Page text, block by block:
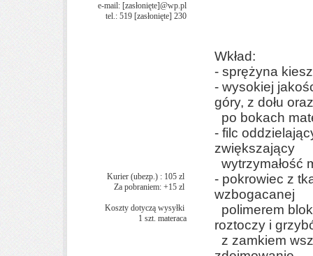
e-mail: [zasłonięte]@wp.pl
tel.: 519 [zasłonięte] 230
Kurier (ubezp.) : 105 zl
Za pobraniem: +15 zl
Koszty dotyczą wysyłki
1 szt. materaca
Wkład:
- sprężyna
- wysokiej
góry, z dołu
po bokach
- filc
zwiększający
wytrzymałość
- pokrowiec z
wzbogacanej
polimerem
roztoczy i
z zamkiem